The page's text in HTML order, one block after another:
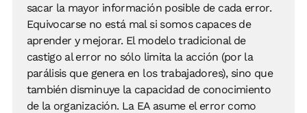
sacar la mayor información posible de cada error.
Equivocarse no está mal si somos capaces de
aprender y mejorar. El modelo tradicional de
castigo al error no sólo limita la acción (por la
parálisis que genera en los trabajadores), sino que
también disminuye la capacidad de conocimiento
de la organización. La EA asume el error como